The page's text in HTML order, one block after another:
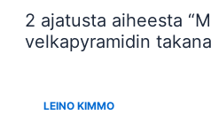
2 ajatusta aiheesta
velkapyramidin
LEINO KIMMO